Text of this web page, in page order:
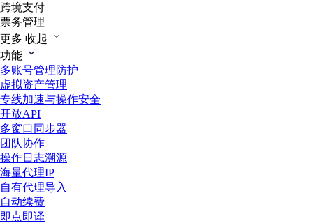
跨境支付
票务管理
更多 收起
功能
多账号管理防护
虚拟资产管理
专线加速与操作安全
开放API
多窗口同步器
团队协作
操作日志溯源
海量代理IP
自有代理导入
自动续费
即点即译